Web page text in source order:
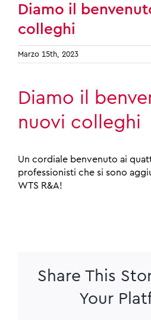
Diamo il
colleghi
Marzo 15th, 2023
Diamo il
nuovi colleghi
Un cordiale benvenuto ai
professionisti che si sono
WTS R&A!
Share This
Your